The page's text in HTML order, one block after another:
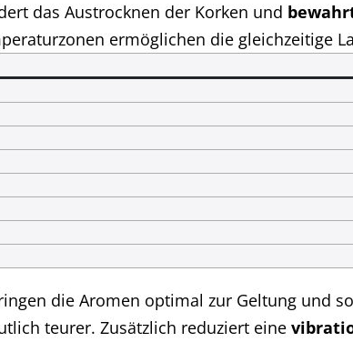
das Austrocknen der Korken und
ermöglichen die gleichzeitige
die Aromen optimal zur Geltung und
teurer. Zusätzlich reduziert eine